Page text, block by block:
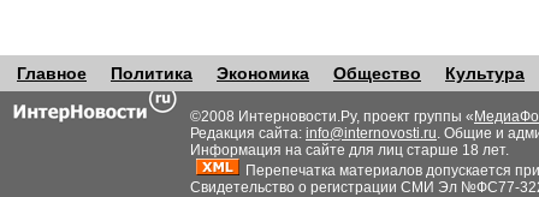
Главное Политика Экономика Общество Культура
©2008 Интерновости.Ру, проект группы «
Редакция сайта: info@internovosti.ru. Общие и
Информация на сайте для лиц старше 18 лет.
Перепечатка материалов допускается
Свидетельство о регистрации СМИ Эл №ФС77-